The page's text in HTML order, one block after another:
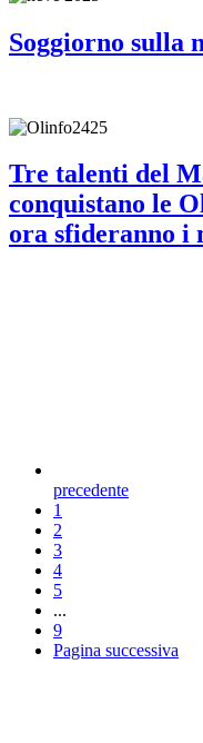
Soggiorno sulla
Tre talenti del
conquistano le
ora sfideranno i
precedente
1
2
3
4
5
...
9
Pagina successiva